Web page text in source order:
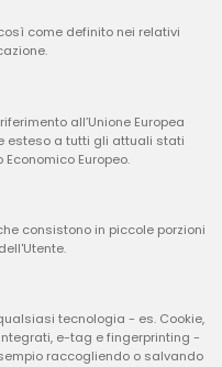
come definito nei relativi
all’Unione Europea
esteso a tutti gli attuali stati
Economico Europeo.
consistono in piccole porzioni
tecnologia - es. Cookie,
e-tag e fingerprinting -
raccogliendo o salvando